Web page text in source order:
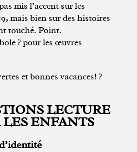
mis l’accent sur les
mais bien sur des histoires
touché. Point.
? pour les œuvres
et bonnes vacances! ?
LECTURE
LES ENFANTS